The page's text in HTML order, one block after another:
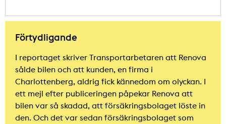
Förtydligande
I reportaget skriver Transportarbetaren att Renova
sålde bilen och att kunden, en firma i
Charlottenberg, aldrig fick kännedom om olyckan. I
ett mejl efter publiceringen påpekar Renova att
bilen var så skadad, att försäkringsbolaget löste in
den. Och det var sedan försäkringsbolaget som